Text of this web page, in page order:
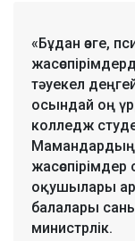
«Бұдан өзге,
тәуекел
осындай оң
колледж
Мамандардың
оқушылары
балалары
министрлік.